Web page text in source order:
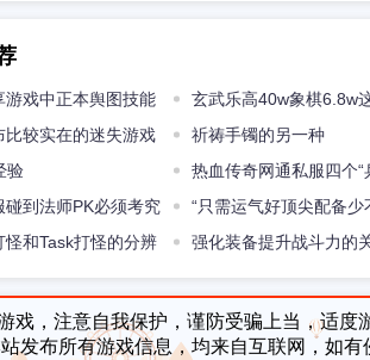
游戏中正本舆图技能
玄武乐高40w象棋6.8w
装备一样贵
比较实在的迷失游戏
祈祷手镯的另一种
验
热血传奇网通私服四个
地”第一个都知道第四个易
到法师PK必须考究
“只需运气好顶尖配备少
半句吗
和Task打怪的分辨
强化装备提升战斗力的
戏，注意自我保护，谨防受骗上当，适
发布所有游戏信息，均来自互联网，如